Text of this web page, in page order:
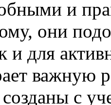
и
они
и для
важную
с